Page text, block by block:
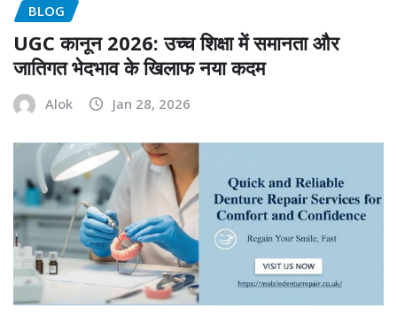
BLOG
UGC कानून 2026: उच्च शिक्षा में समानता और
जातिगत भेदभाव के खिलाफ नया कदम
Alok Jan 28, 2026